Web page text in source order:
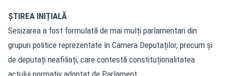
ȘTIREA INIȚIALĂ
Sesizarea a fost formulată de mai mulți parlamentari din
grupuri politice reprezentate în Camera Deputaților, precum și
de deputați neafiliați, care contestă constituționalitatea
actului normativ adoptat de Parlament.